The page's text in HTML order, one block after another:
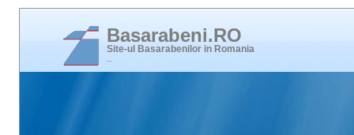
Basarabeni.RO
Site-ul Basarabenilor in Romania